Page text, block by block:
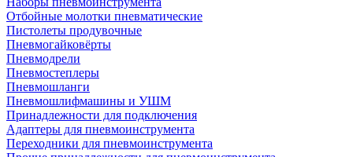
Отбойные молотки пневматические
Пистолеты продувочные
Пневмогайковёрты
Пневмодрели
Пневмостеплеры
Пневмошланги
Пневмошлифмашины и УШМ
Принадлежности для подключения
Адаптеры для пневмоинструмента
Переходники для пневмоинструмента